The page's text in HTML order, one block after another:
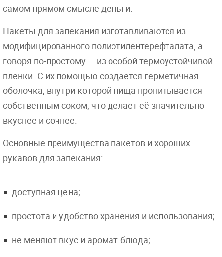
самом прямом смысле деньги.
Пакеты для запекания изготавливаются из
модифицированного полиэтилентерефталата, а
говоря по-простому — из особой термоустойчивой
плёнки. С их помощью создаётся герметичная
оболочка, внутри которой пища пропитывается
собственным соком, что делает её значительно
вкуснее и сочнее.
Основные преимущества пакетов и хороших
рукавов для запекания:
доступная цена;
простота и удобство хранения и использования;
не меняют вкус и аромат блюда;